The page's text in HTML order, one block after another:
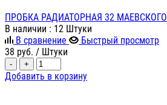
ПРОБКА РАДИАТОРНАЯ 32 МАЕВСКОГО
В наличии : 12 Штуки
В сравнение
Быстрый просмотр
38 руб. / Штуки
- +
Добавить в корзину